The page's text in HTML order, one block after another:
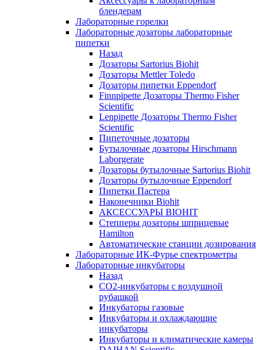
блендерам
Лабораторные горелки
Лабораторные дозаторы лабораторные
пипетки
Назад
Дозаторы Sartorius Biohit
Дозаторы Mettler Toledo
Дозаторы пипетки Eppendorf
Finnpipette Дозаторы Thermo Fisher
Scientific
Lenpipette Дозаторы Thermo Fisher
Scientific
Пипеточные дозаторы
Бутылочные дозаторы Hirschmann
Laborgerate
Дозаторы бутылочные Sartorius Biohit
Дозаторы бутылочные Eppendorf
Пипетки Пастера
Наконечники Biohit
АКСЕССУАРЫ BIOHIT
Степперы дозаторы шприцевые
Hamilton
Автоматические станции дозирования
Лабораторные ИК-Фурье спектрометры
Лабораторные инкубаторы
Назад
СО2-инкубаторы с воздушной
рубашкой
Инкубаторы газовые
Инкубаторы и охлаждающие
инкубаторы
Инкубаторы и климатические камеры